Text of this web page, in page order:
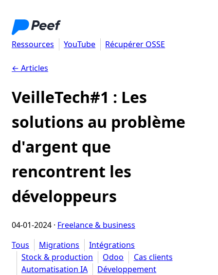
Ressources YouTube Récupérer OSSE
← Articles
VeilleTech#1 : Les
solutions au problème
d'argent que
rencontrent les
développeurs
04-01-2024 · Freelance & business
Tous
Migrations
Intégrations
Stock & production
Odoo
Cas clients
Automatisation IA
Développement